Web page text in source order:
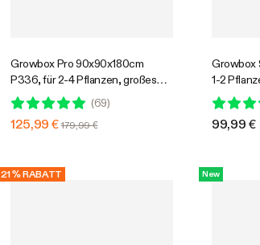
Growbox Pro 90x90x180cm
P336, für 2-4 Pflanzen, großes
Frontfenster, für den Indoor-
Pflanzenanbau
(69)
125,99 € 179,99 €
Growbox
1-2
Oxford-
99,99 €
21 % RABATT New